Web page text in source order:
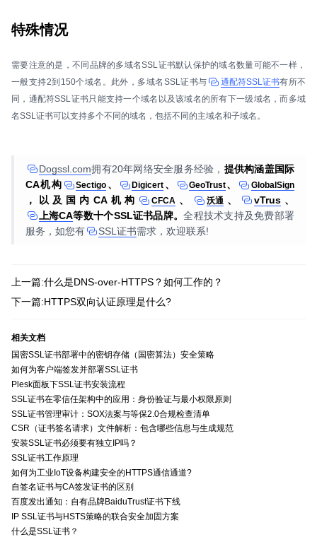
特殊情况
需要注意的是，不同品牌的多域名SSL证书默认保护的域名数量可能不一样，
一般支持2到150个域名。此外，多域名SSL证书与
通配符SSL证书有所不
同，通配符SSL证书只能支持一个域名以及该域名的所有下一级域名，而多域
名SSL证书可以支持多个不同的域名，包括不同的主域名和子域名。
Dogssl.com拥有20年网络安全服务经验， 提供构涵盖国际
CA机构
Sectigo 、 Digicert 、 GeoTrust、 GlobalSign
，以及国内CA机构 CFCA 、 沃通 、 vTrus、
上海CA等数十个SSL证书品牌。全程技术支持及免费部署
服务，如您有
SSL证书需求，欢迎联系!
上一篇:什么是DNS-over-HTTPS？如何工作的？
下一篇:HTTPS双向认证原理是什么?
相关文档
国密SSL证书部署中的密钥存储（国密算法）安全策略
如何为客户端签发并部署SSL证书
Plesk面板下SSL证书安装流程
SSL证书在零信任架构中的应用：身份验证与最小权限原则
SSL证书管理审计：SOX法案与等保2.0合规检查清单
CSR（证书签名请求）文件解析：包含哪些信息与生成规范
安装SSL证书必须要有独立IP吗？
SSL证书工作原理
如何为工业IoT设备构建安全的HTTPS通信通道?
自签名证书与CA签发证书的区别
百度发出通知：自有品牌BaiduTrust证书下线
IP SSL证书与HSTS策略的联合安全加固方案
什么是SSL证书？